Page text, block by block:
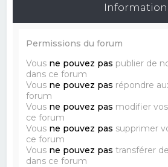
Information
Permissions du forum
Vous ne pouvez pas publier de
dans ce forum
Vous ne pouvez pas répondre
forum
Vous ne pouvez pas modifier
ce forum
Vous ne pouvez pas supprimer
ce forum
Vous ne pouvez pas transférer
dans ce forum